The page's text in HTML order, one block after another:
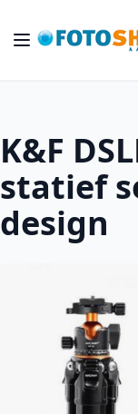
Toggle Nav
K&F
statief
design